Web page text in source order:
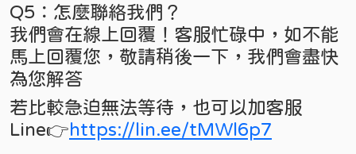
Q5：怎麼聯絡我們？
我們會在線上回覆！客服忙碌中，如不能
馬上回覆您，敬請稍後一下，我們會盡快
為您解答
若比較急迫無法等待，也可以加客服
Line👉https://lin.ee/tMWl6p7